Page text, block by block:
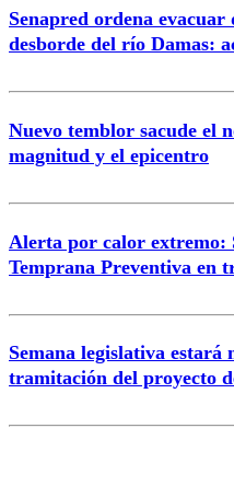
Correo
Senapred ordena evacuar
desborde del río Damas:
Nuevo temblor sacude el
magnitud y el epicentro
Alerta por calor extremo:
Temprana Preventiva en
Semana legislativa
tramitación del proyecto